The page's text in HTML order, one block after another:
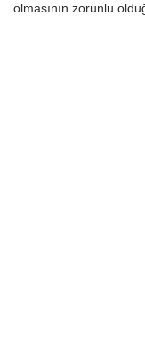
olmasının zorunlu